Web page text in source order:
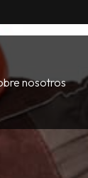
nosotros